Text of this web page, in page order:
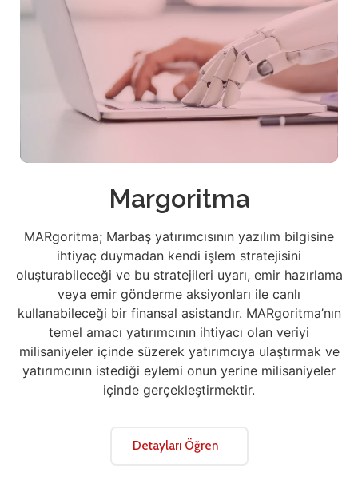
Margoritma
MARgoritma; Marbaş yatırımcısının yazılım bilgisine
ihtiyaç duymadan kendi işlem stratejisini
oluşturabileceği ve bu stratejileri uyarı, emir hazırlama
veya emir gönderme aksiyonları ile canlı
kullanabileceği bir finansal asistandır. MARgoritma’nın
temel amacı yatırımcının ihtiyacı olan veriyi
milisaniyeler içinde süzerek yatırımcıya ulaştırmak ve
yatırımcının istediği eylemi onun yerine milisaniyeler
içinde gerçekleştirmektir.
Detayları Öğren